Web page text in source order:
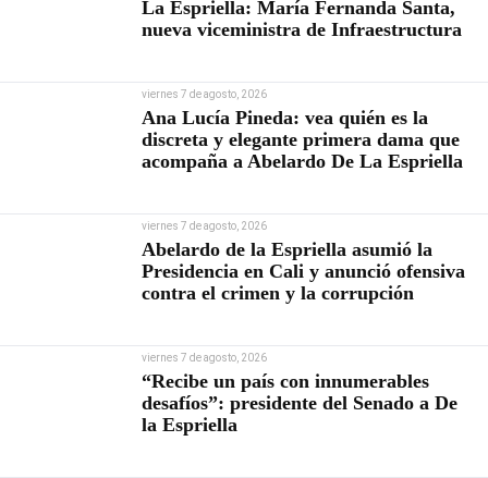
La Espriella: María Fernanda Santa,
nueva viceministra de Infraestructura
viernes 7 de agosto, 2026
Ana Lucía Pineda: vea quién es la
discreta y elegante primera dama que
acompaña a Abelardo De La Espriella
viernes 7 de agosto, 2026
Abelardo de la Espriella asumió la
Presidencia en Cali y anunció ofensiva
contra el crimen y la corrupción
viernes 7 de agosto, 2026
“Recibe un país con innumerables
desafíos”: presidente del Senado a De
la Espriella